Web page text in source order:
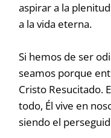
aspirar a la
a la vida eterna.
Si hemos de ser
seamos porque
Cristo Resucitado.
todo, Él vive en
siendo el